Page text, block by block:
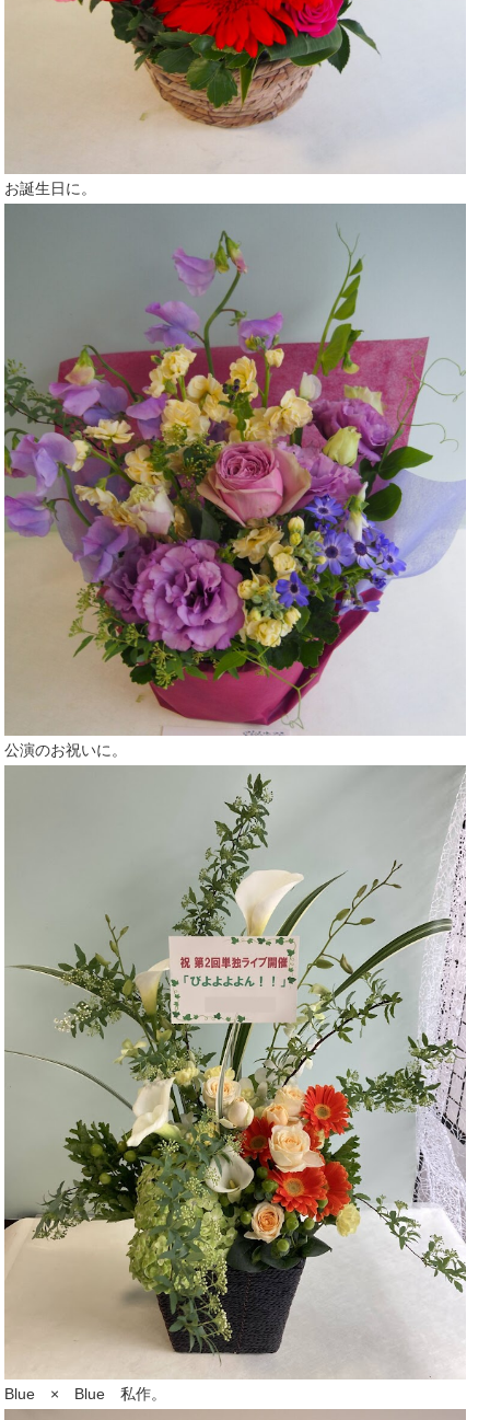
お誕生日に。
公演のお祝いに。
Blue × Blue 私作。